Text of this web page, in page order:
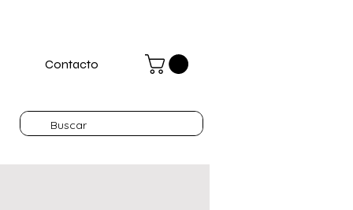
Contacto